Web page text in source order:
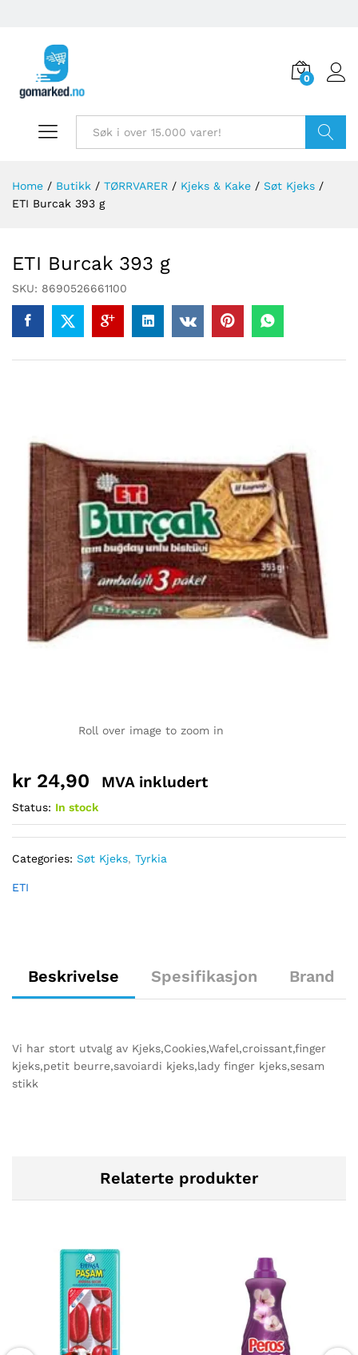
0
Home / Butikk / TØRRVARER / Kjeks & Kake / Søt Kjeks /
ETI Burcak 393 g
ETI Burcak 393 g
SKU: 8690526661100
Roll over image to zoom in
kr 24,90 MVA inkludert
Status: In stock
Categories: Søt Kjeks, Tyrkia
ETI
Beskrivelse Spesifikasjon Brand
Vi har stort utvalg av Kjeks,Cookies,Wafel,croissant,finger
kjeks,petit beurre,savoiardi kjeks,lady finger kjeks,sesam
stikk
Relaterte produkter